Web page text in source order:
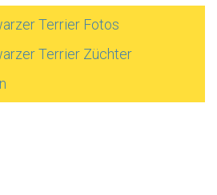
Terrier Fotos
Terrier Züchter